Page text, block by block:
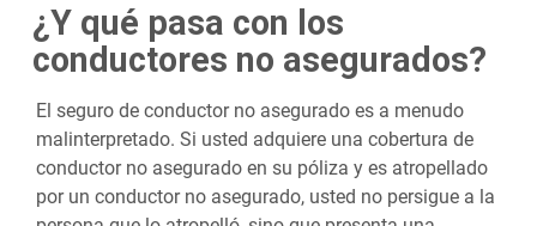
¿Y qué pasa con los
conductores no asegurados?
El seguro de conductor no asegurado es a menudo
malinterpretado. Si usted adquiere una cobertura de
conductor no asegurado en su póliza y es atropellado
por un conductor no asegurado, usted no persigue a la